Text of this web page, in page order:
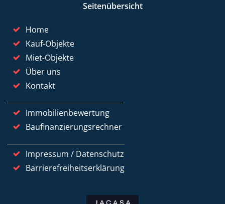
Seitenübersicht
Home
Kauf-Objekte
Miet-Objekte
Über uns
Kontakt
Immobilienbewertung
Baufinanzierungsrechner
Impressum / Datenschutz
Barrierefreiheitserklärung